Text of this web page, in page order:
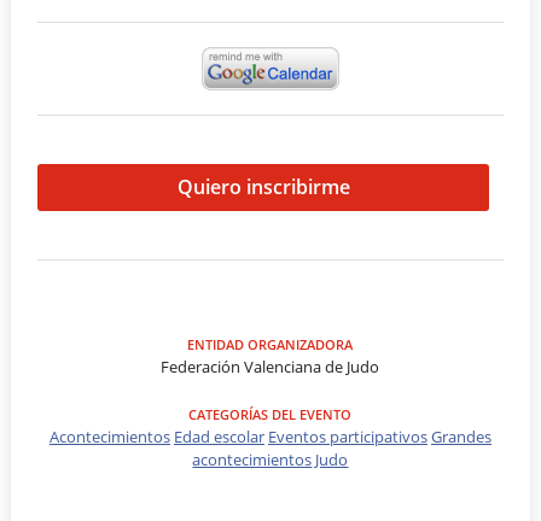
Quiero inscribirme
ENTIDAD ORGANIZADORA
Federación Valenciana de Judo
CATEGORÍAS DEL EVENTO
Acontecimientos Edad escolar Eventos participativosGrandes
acontecimientos Judo